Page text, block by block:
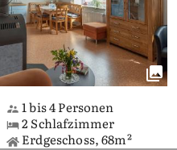
1 bis 4 Personen
2 Schlafzimmer
Erdgeschoss, 68m²